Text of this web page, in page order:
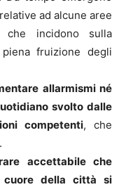
ad alcune aree
che incidono sulla
fruizione degli
allarmismi né
svolto dalle
competenti, che
accettabile che
della città si